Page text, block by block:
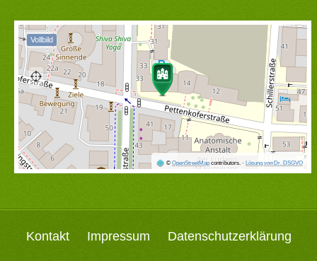
© OpenStreetMapcontributors. · Lösung von Dr. DSGVO
Vollbild
Kontakt Impressum Datenschutzerklärung